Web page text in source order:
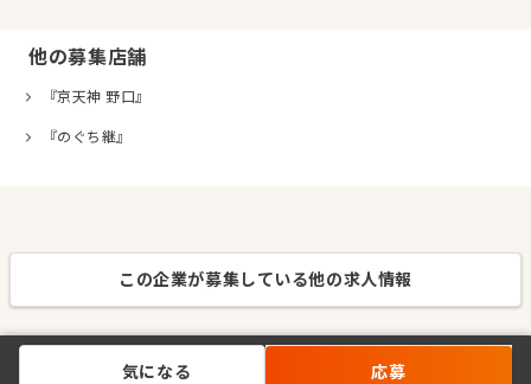
他の募集店舗
『京天神 野口』
『のぐち継』
この企業が募集している他の求人情報
気になる 応募